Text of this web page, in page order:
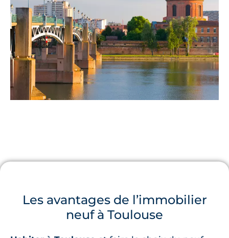
Les avantages de l’immobilier
neuf à Toulouse